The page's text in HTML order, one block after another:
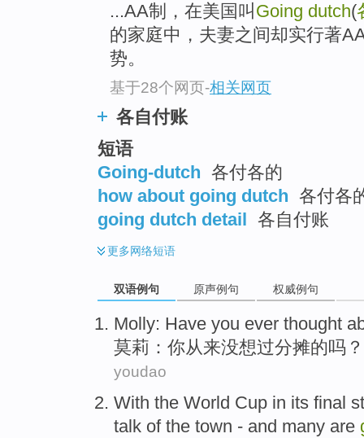
...AA制，在美国叫 Going dutch(
的家庭中，夫妻之间却实行著
势。
基于28个网页-相关网页
各自付账
短语
Going-dutch 各付各的
how about going dutch 各付各
going dutch detail 各自付账
更多网络短语
双语例句 原声例句 权威例句
Molly: Have you ever thought
莫莉 ： 你从来没想过分摊的吗？
youdao
With the World Cup in its final
talk of the town - and many are